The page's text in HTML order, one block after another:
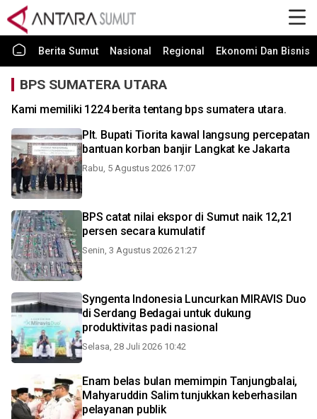
Berita Sumut Nasional Regional Ekonomi Dan Bisnis
BPS SUMATERA UTARA
Kami memiliki 1224 berita tentang bps sumatera utara.
Plt. Bupati Tiorita kawal langsung percepatan
bantuan korban banjir Langkat ke Jakarta
Rabu, 5 Agustus 2026 17:07
BPS catat nilai ekspor di Sumut naik 12,21
persen secara kumulatif
Senin, 3 Agustus 2026 21:27
Syngenta Indonesia Luncurkan MIRAVIS Duo
di Serdang Bedagai untuk dukung
produktivitas padi nasional
Selasa, 28 Juli 2026 10:42
Enam belas bulan memimpin Tanjungbalai,
Mahyaruddin Salim tunjukkan keberhasilan
pelayanan publik